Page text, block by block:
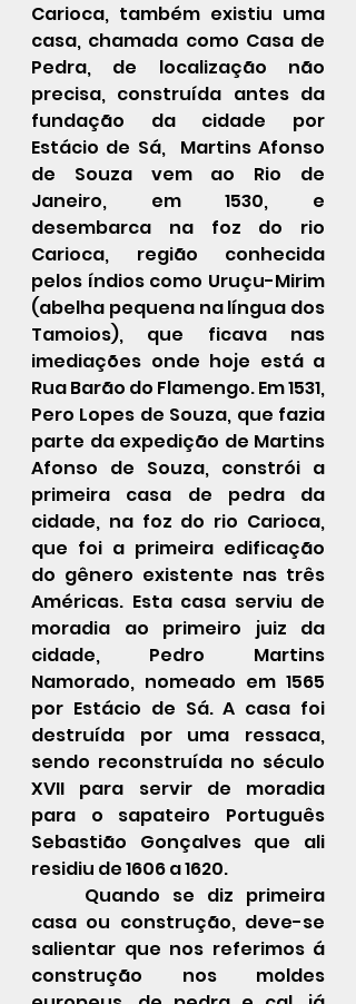
Carioca, também existiu uma
casa, chamada como Casa de
Pedra, de localização não
precisa, construída antes da
fundação da cidade por
Estácio de Sá,  Martins Afonso
de Souza vem ao Rio de
Janeiro, em 1530, e
desembarca na foz do rio
Carioca, região conhecida
pelos índios como Uruçu-Mirim
(abelha pequena na língua dos
Tamoios), que ficava nas
imediações onde hoje está a
Rua Barão do Flamengo. Em 1531,
Pero Lopes de Souza, que fazia
parte da expedição de Martins
Afonso de Souza, constrói a
primeira casa de pedra da
cidade, na foz do rio Carioca,
que foi a primeira edificação
do gênero existente nas três
Américas. Esta casa serviu de
moradia ao primeiro juiz da
cidade, Pedro Martins
Namorado, nomeado em 1565
por Estácio de Sá. A casa foi
destruída por uma ressaca,
sendo reconstruída no século
XVII para servir de moradia
para o sapateiro Português
Sebastião Gonçalves que ali
residiu de 1606 a 1620.
casa ou construção, deve-se
salientar que nos referimos á
construção nos moldes